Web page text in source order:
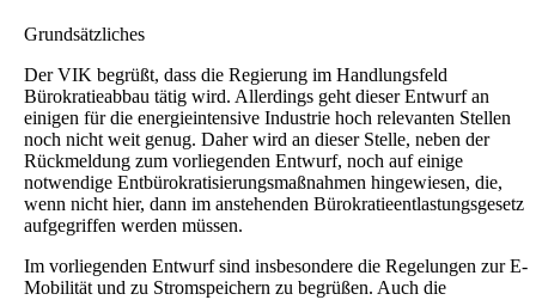
Grundsätzliches
Der VIK begrüßt, dass die Regierung im Handlungsfeld
Bürokratieabbau tätig wird. Allerdings geht dieser Entwurf an
einigen für die energieintensive Industrie hoch relevanten Stellen
noch nicht weit genug. Daher wird an dieser Stelle, neben der
Rückmeldung zum vorliegenden Entwurf, noch auf einige
notwendige Entbürokratisierungsmaßnahmen hingewiesen, die,
wenn nicht hier, dann im anstehenden Bürokratieentlastungsgesetz
aufgegriffen werden müssen.
Im vorliegenden Entwurf sind insbesondere die Regelungen zur E-
Mobilität und zu Stromspeichern zu begrüßen. Auch die